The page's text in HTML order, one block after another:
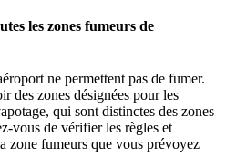
les zones fumeurs de
ne permettent pas de fumer.
des zones désignées pour les
qui sont distinctes des zones
vous de vérifier les règles et
zone fumeurs que vous prévoyez